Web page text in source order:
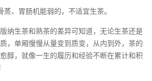
蒸、胃肠机能弱的，不适宜生茶。
纳生茶和熟茶的差异可知道，无论生茶还是
，单厢慢慢从量变到质变，从内到外，茶的
醇，就像一生的履历和经验不断在累计和积